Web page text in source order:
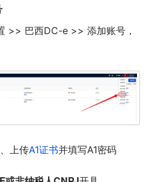
>> 巴西DC-e >> 添加账号，
上传A1证书并填写A1密码